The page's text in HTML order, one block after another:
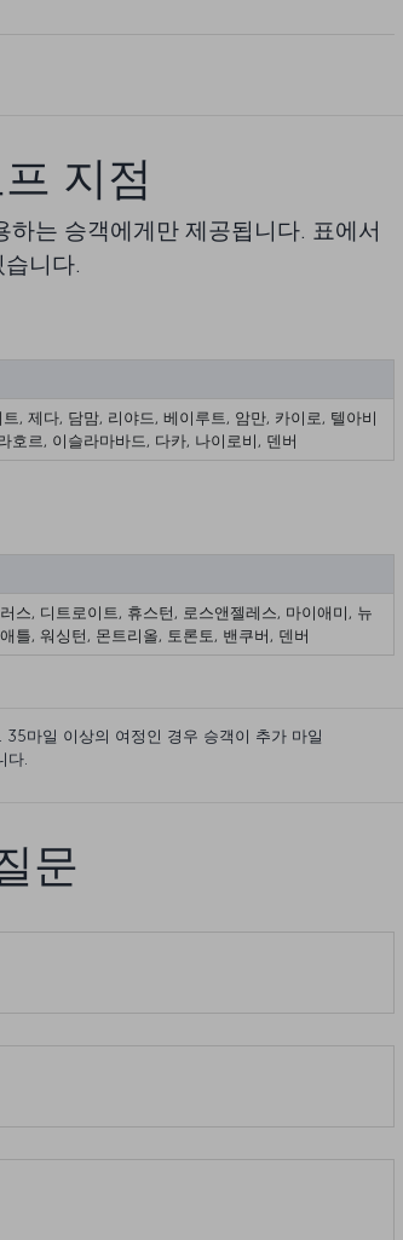
지점
는 승객에게만 제공됩니다. 표에서
니다.
, 제다, 담맘, 리야드, 베이루트, 암만, 카이로, 텔아비
호르, 이슬라마바드, 다카, 나이로비, 덴버
스, 디트로이트, 휴스턴, 로스앤젤레스, 마이애미, 뉴
틀, 워싱턴, 몬트리올, 토론토, 밴쿠버, 덴버
마일 이상의 여정인 경우 승객이 추가 마일
다.
문